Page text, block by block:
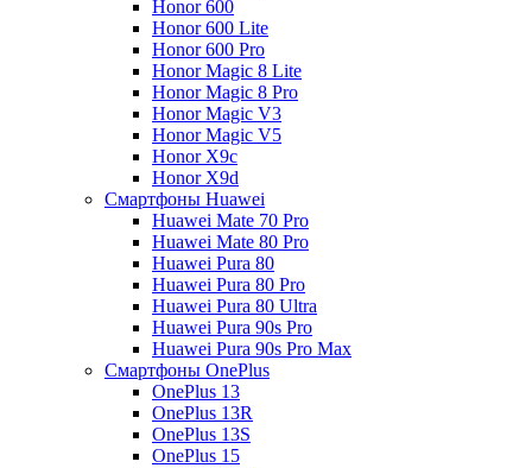
Honor 600
Honor 600 Lite
Honor 600 Pro
Honor Magic 8 Lite
Honor Magic 8 Pro
Honor Magic V3
Honor Magic V5
Honor X9c
Honor X9d
Смартфоны Huawei
Huawei Mate 70 Pro
Huawei Mate 80 Pro
Huawei Pura 80
Huawei Pura 80 Pro
Huawei Pura 80 Ultra
Huawei Pura 90s Pro
Huawei Pura 90s Pro Max
Смартфоны OnePlus
OnePlus 13
OnePlus 13R
OnePlus 13S
OnePlus 15